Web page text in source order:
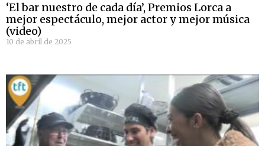
‘El bar nuestro de cada día’, Premios Lorca a
mejor espectáculo, mejor actor y mejor música
(video)
10 de abril de 2025